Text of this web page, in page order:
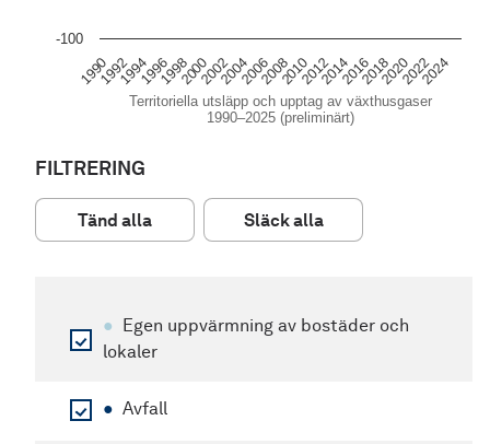
Territoriella utsläpp och upptag av växthusgaser
1990–2025 (preliminärt)
199019921994199619982000200220042006200820102012201420162018202020222024
-100
FILTRERING
Tänd alla Släck alla
●
Egen uppvärmning av bostäder och
lokaler
● Avfall